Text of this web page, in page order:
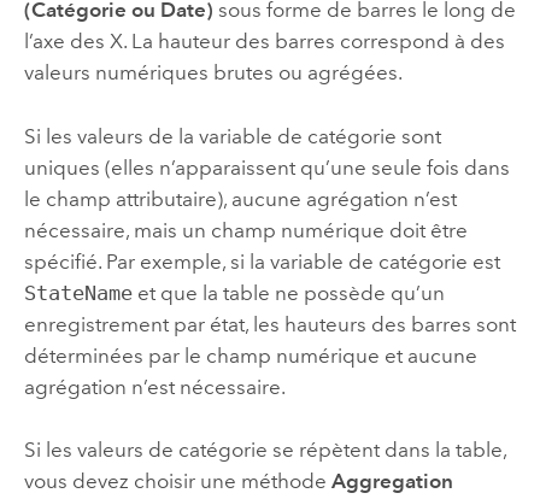
(Catégorie ou Date) sous forme de barres le long de
l’axe des X. La hauteur des barres correspond à des
valeurs numériques brutes ou agrégées.
Si les valeurs de la variable de catégorie sont
uniques (elles n’apparaissent qu’une seule fois dans
le champ attributaire), aucune agrégation n’est
nécessaire, mais un champ numérique doit être
spécifié. Par exemple, si la variable de catégorie est
StateNameet que la table ne possède qu’un
enregistrement par état, les hauteurs des barres sont
déterminées par le champ numérique et aucune
agrégation n’est nécessaire.
Si les valeurs de catégorie se répètent dans la table,
vous devez choisir une méthode Aggregation